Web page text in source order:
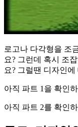
로고나 다각형을 조
요? 그런데 혹시 조
요? 그럴땐 디자인
아직 파트 1을 확인
아직 파트 2를 확인